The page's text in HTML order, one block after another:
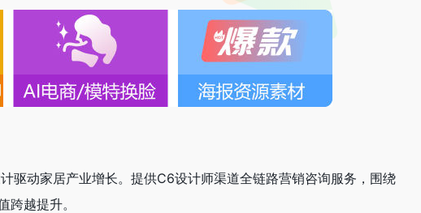
驱动家居产业增长。提供C6设计师渠道全链路营销咨询服务，围绕
越提升。